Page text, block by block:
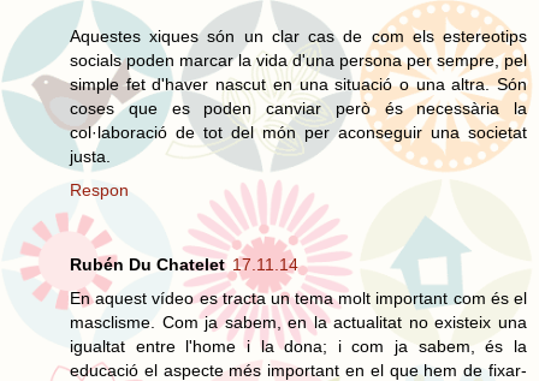
Aquestes xiques són un clar cas de com els estereotips
socials poden marcar la vida d'una persona per sempre, pel
simple fet d'haver nascut en una situació o una altra. Són
coses que es poden canviar però és necessària la
col·laboració de tot del món per aconseguir una societat
justa.
Respon
Rubén Du Chatelet 17.11.14
En aquest vídeo es tracta un tema molt important com és el
masclisme. Com ja sabem, en la actualitat no existeix una
igualtat entre l'home i la dona; i com ja sabem, és la
educació el aspecte més important en el que hem de fixar-